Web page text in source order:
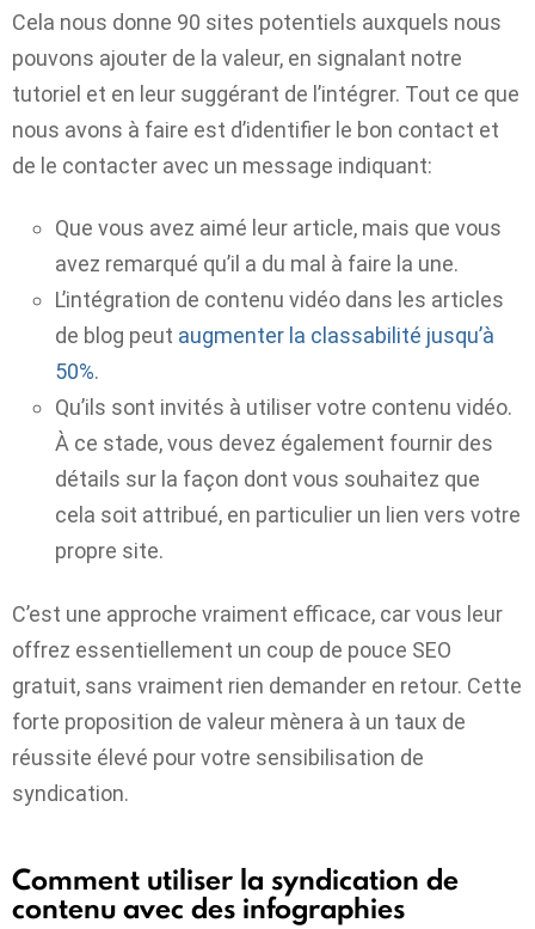
Cela nous donne 90 sites potentiels auxquels nous
pouvons ajouter de la valeur, en signalant notre
tutoriel et en leur suggérant de l’intégrer. Tout ce que
nous avons à faire est d’identifier le bon contact et
de le contacter avec un message indiquant:
Que vous avez aimé leur article, mais que vous
avez remarqué qu’il a du mal à faire la une.
L’intégration de contenu vidéo dans les articles
de blog peut augmenter la classabilité jusqu’à
50%.
Qu’ils sont invités à utiliser votre contenu vidéo.
À ce stade, vous devez également fournir des
détails sur la façon dont vous souhaitez que
cela soit attribué, en particulier un lien vers votre
propre site.
C’est une approche vraiment efficace, car vous leur
offrez essentiellement un coup de pouce SEO
gratuit, sans vraiment rien demander en retour. Cette
forte proposition de valeur mènera à un taux de
réussite élevé pour votre sensibilisation de
syndication.
Comment utiliser la syndication de
contenu avec des infographies